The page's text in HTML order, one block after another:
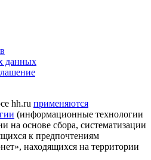
данных
hh.ru применяются
(информационные технологии
на основе сбора, систематизации
к предпочтениям
находящихся на территории